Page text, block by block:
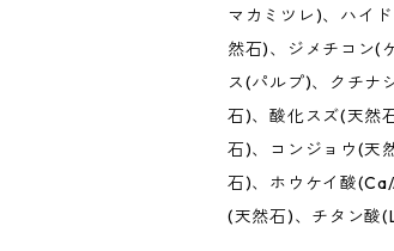
マカミツレ)、ハイ
然石)、ジメチコン(
ス(パルプ)、クチナ
石)、酸化スズ(天然
石)、コンジョウ(天
石)、ホウケイ酸
(天然石)、チタン酸